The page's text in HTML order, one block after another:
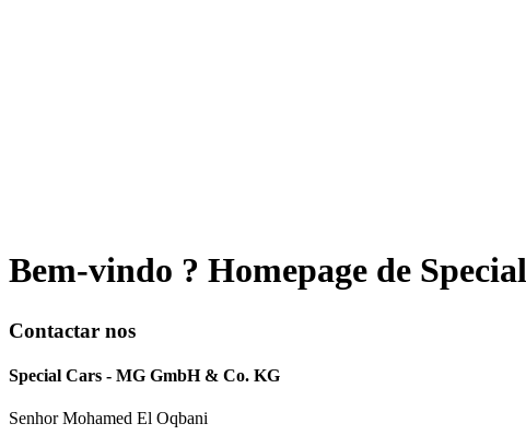
Mercedes-Benz E 35021.900 EUR
Jeep Renegade14.990 EUR
Bem-vindo ? Homepage de
Contactar nos
Special Cars - MG GmbH & Co. KG
Senhor Mohamed El Oqbani